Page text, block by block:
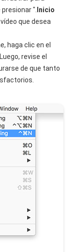
". Inicio
que desea
haga clic en el
revise el
de que tanto